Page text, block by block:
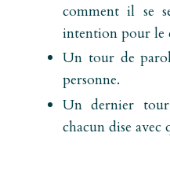
comment il se
intention pour le
Un tour de
personne.
Un dernier
chacun dise